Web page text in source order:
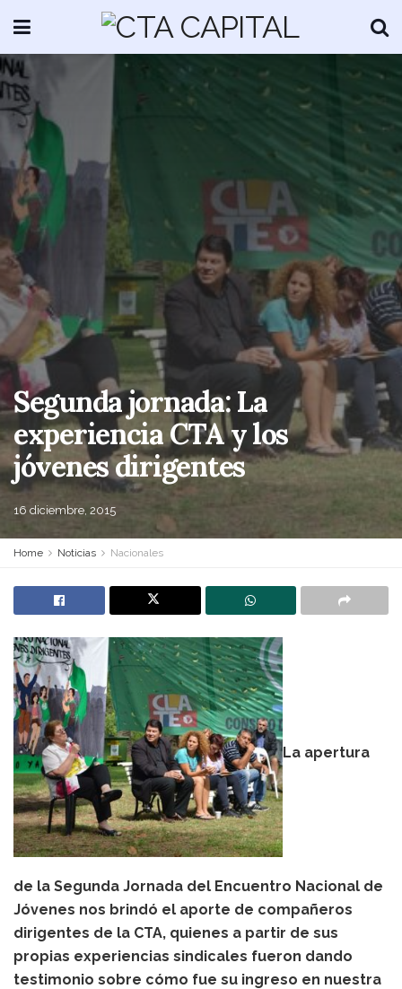
Segunda jornada: La
experiencia CTA y los
jóvenes dirigentes
16 diciembre, 2015
Home Noticias Nacionales
La apertura
de la Segunda Jornada del Encuentro Nacional de
Jóvenes nos brindó el aporte de compañeros
dirigentes de la CTA, quienes a partir de sus
propias experiencias sindicales fueron dando
testimonio sobre cómo fue su ingreso en nuestra